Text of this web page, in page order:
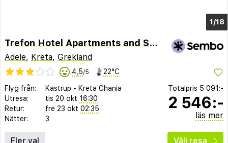
1/10
Trefon Hotel Apartments and Suites
Adele, Kreta, Grekland
4,5/5 22°C
Flyg från: Kastrup - Kreta Chania
Utresa:
tis 20 okt 16:30
Retur:
fre 23 okt 02:35
Nätter:
3
Totalpris 5 091:-
2 546:-
läs mer
Fler val Välj resa